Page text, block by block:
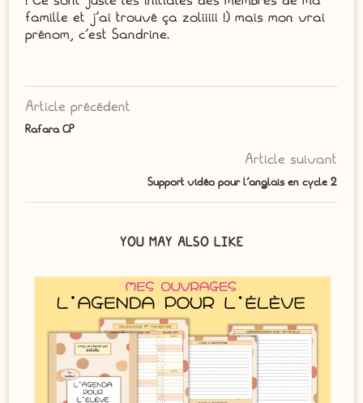
famille et j'ai trouvé ça zoliiiii !) mais mon vrai
prénom, c'est Sandrine.
Article précédent
Rafara CP
Article suivant
Support vidéo pour l’anglais en cycle 2
YOU MAY ALSO LIKE